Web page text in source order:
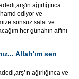
ağırlığınca
hamd ediyor ve
sonsuz salat ve
her günahın affını
Allah'ım sen
ağırlığınca ve